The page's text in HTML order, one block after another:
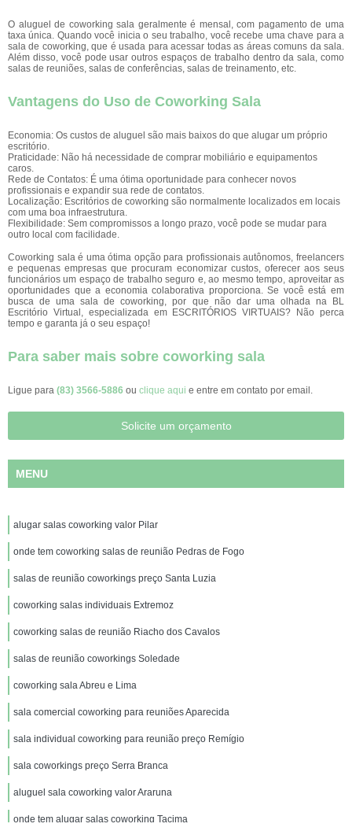
O aluguel de coworking sala geralmente é mensal, com pagamento de uma
taxa única. Quando você inicia o seu trabalho, você recebe uma chave para a
sala de coworking, que é usada para acessar todas as áreas comuns da sala.
Além disso, você pode usar outros espaços de trabalho dentro da sala, como
salas de reuniões, salas de conferências, salas de treinamento, etc.
Vantagens do Uso de Coworking Sala
Economia: Os custos de aluguel são mais baixos do que alugar um próprio
escritório.
Praticidade: Não há necessidade de comprar mobiliário e equipamentos
caros.
Rede de Contatos: É uma ótima oportunidade para conhecer novos
profissionais e expandir sua rede de contatos.
Localização: Escritórios de coworking são normalmente localizados em locais
com uma boa infraestrutura.
Flexibilidade: Sem compromissos a longo prazo, você pode se mudar para
outro local com facilidade.
Coworking sala é uma ótima opção para profissionais autônomos, freelancers
e pequenas empresas que procuram economizar custos, oferecer aos seus
funcionários um espaço de trabalho seguro e, ao mesmo tempo, aproveitar as
oportunidades que a economia colaborativa proporciona. Se você está em
busca de uma sala de coworking, por que não dar uma olhada na BL
Escritório Virtual, especializada em ESCRITÓRIOS VIRTUAIS? Não perca
tempo e garanta já o seu espaço!
Para saber mais sobre coworking sala
Ligue para (83) 3566-5886 ou clique aqui e entre em contato por email.
Solicite um orçamento
MENU
alugar salas coworking valor Pilar
onde tem coworking salas de reunião Pedras de Fogo
salas de reunião coworkings preço Santa Luzia
coworking salas individuais Extremoz
coworking salas de reunião Riacho dos Cavalos
salas de reunião coworkings Soledade
coworking sala Abreu e Lima
sala comercial coworking para reuniões Aparecida
sala individual coworking para reunião preço Remígio
sala coworkings preço Serra Branca
aluguel sala coworking valor Araruna
onde tem alugar salas coworking Tacima